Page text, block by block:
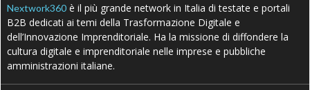
Nextwork360 è il più grande network in Italia di testate e portali
B2B dedicati ai temi della Trasformazione Digitale e
dell’Innovazione Imprenditoriale. Ha la missione di diffondere la
cultura digitale e imprenditoriale nelle imprese e pubbliche
amministrazioni italiane.